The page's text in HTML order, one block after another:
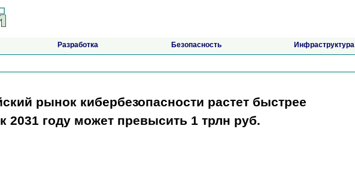
Разработка Безопасность Инфраструктура
рынок кибербезопасности растет быстрее
2031 году может превысить 1 трлн руб.